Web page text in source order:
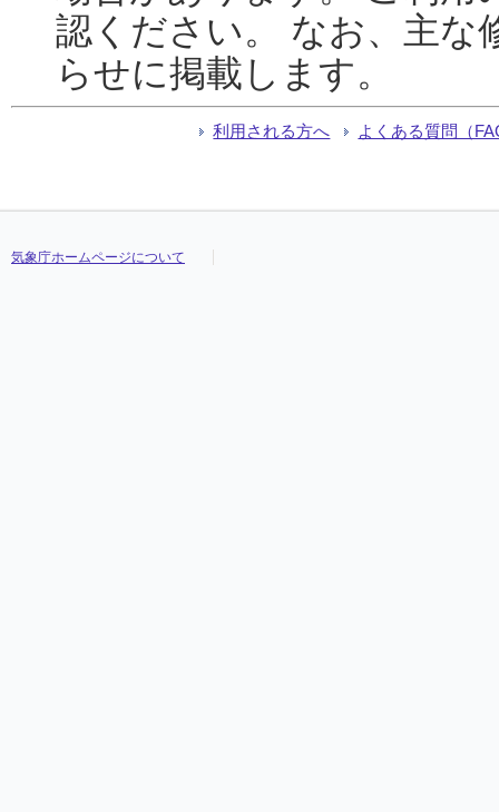
認ください。 なお、主な
らせに掲載します。
利用される方へ よくある質問（
気象庁ホームページについて